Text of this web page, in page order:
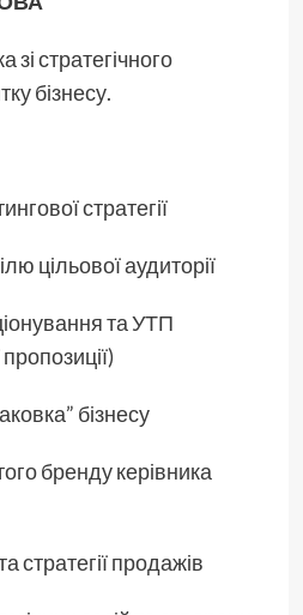
зі стратегічного
бізнесу.
стратегії
цільової аудиторії
та УТП
бізнесу
бренду керівника
стратегії продажів